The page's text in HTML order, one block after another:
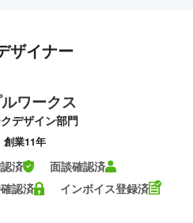
ザイナー
ワークス
デザイン部門
創業11年
済
面談確認済
認済
インボイス登録済